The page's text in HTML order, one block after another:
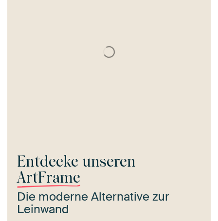
Entdecke unseren
ArtFrame
Die moderne Alternative zur
Leinwand